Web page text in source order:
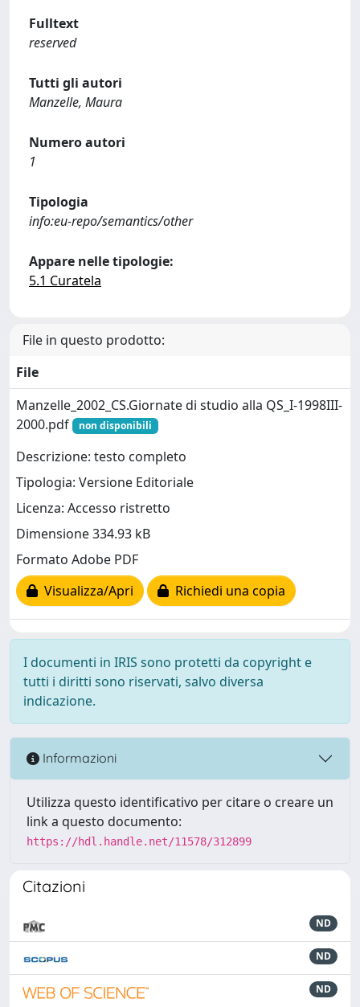
Fulltext
reserved
Tutti gli autori
Manzelle, Maura
Numero autori
1
Tipologia
info:eu-repo/semantics/other
Appare nelle tipologie:
5.1 Curatela
File in questo prodotto:
File
Manzelle_2002_CS.Giornate di studio alla QS_I-1998III-
2000.pdf
non disponibili
Descrizione: testo completo
Tipologia: Versione Editoriale
Licenza: Accesso ristretto
Dimensione 334.93 kB
Formato Adobe PDF
Visualizza/Apri
Richiedi una copia
I documenti in IRIS sono protetti da copyright e
tutti i diritti sono riservati, salvo diversa
indicazione.
Informazioni
Utilizza questo identificativo per citare o creare un
link a questo documento:
https://hdl.handle.net/11578/312899
Citazioni
ND
ND
ND